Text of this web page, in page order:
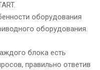
оборудования
оборудования.
блока есть
правильно ответив